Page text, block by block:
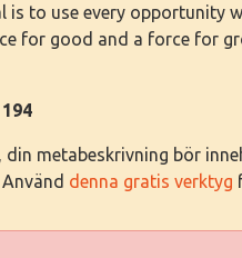
is to use every opportunity
for good and a force for
din metabeskrivning bör
denna gratis verktyg